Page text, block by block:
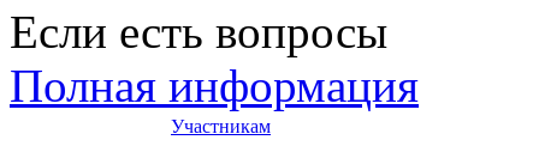
Если есть вопросы
Полная информация
Участникам